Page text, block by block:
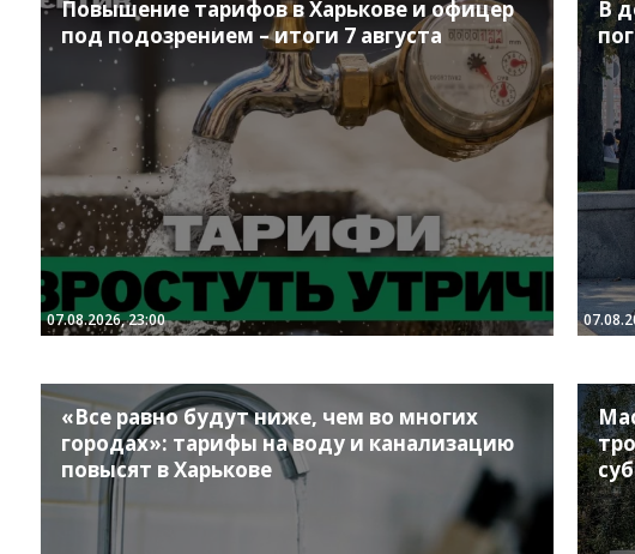
Повышение тарифов в Харькове и офицер
под подозрением – итоги 7 августа
07.08.2026, 23:00
В
«Все равно будут ниже, чем во многих
городах»: тарифы на воду и канализацию
повысят в Харькове
InstagramFacebook
TwitterYoutube